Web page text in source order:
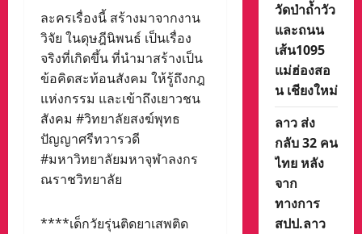
ละครเรื่องนี้ สร้างมาจากงาน
วิจัย ในดุษฎีนิพนธ์ เป็นเรื่อง
จริงที่เกิดขึ้น ที่นำมาสร้างเป็น
ข้อคิดสะท้อนสังคม ให้รู้ถึงกฎ
แห่งกรรม และเข้าถึงเยาวชน
สังคม #วิทยาลัยสงฆ์พุทธ
ปัญญาศรีทวารวดี
#มหาวิทยาลัยมหาจุฬาลงกร
ณราชวิทยาลัย
****เด็กวัยรุ่นติดยาเสพติด
วัดป่าถ้ำวัว
และถนน
เส้น1095
แม่ฮ่องสอ
น เชียงใหม่
ลาว ส่ง
กลับ 32 คน
ไทย หลัง
จาก
ทางการ
สปป.ลาว